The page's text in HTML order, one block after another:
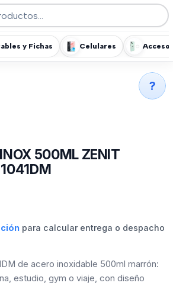
y Fichas Celulares
500ML ZENIT
para calcular entrega o despacho
de acero inoxidable 500ml marrón:
estudio, gym o viaje, con diseño
?